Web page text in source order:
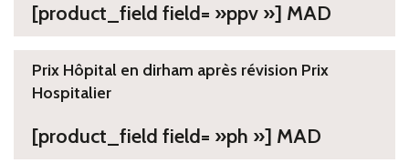
[product_field field= »ppv »] MAD
Prix Hôpital en dirham après révision Prix
Hospitalier
[product_field field= »ph »] MAD